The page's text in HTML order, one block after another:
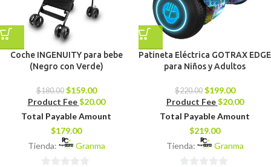
Coche INGENUITY para bebe
(Negro con Verde)
$180.00 $159.00
Product Fee $20.00
Total Payable Amount
$179.00
Tienda:
Granma
Patineta Eléctrica GOTRAX EDGE
para Niños y Adultos
$220.00 $199.00
Product Fee $20.00
Total Payable Amount
$219.00
Tienda:
Granma